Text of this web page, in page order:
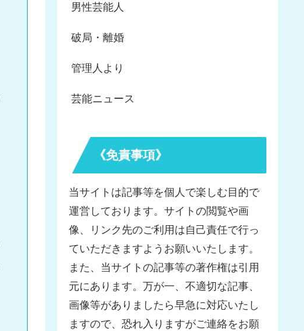
男性芸能人
破局・離婚
管理人より
芸能ニュース
《免責事項》
当サイトは記事等を個人で楽しむ目的で
運営しております。サイトの閲覧や画
像、リンク先のご利用は自己責任で行っ
ていただきますようお願いいたします。
また、当サイトの記事等の著作権は引用
元にあります。万が一、不適切な記事、
画像等がありましたら早急に対応いたし
ますので、恐れ入りますがご連絡をお願